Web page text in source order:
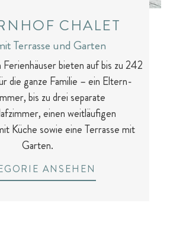
CHALET
Terrasse und Garten
bieten auf bis zu 242
die ganze Familie – ein Eltern-
bis zu drei separate
einen weitläufigen
Küche sowie eine Terrasse mit
Garten.
ANSEHEN